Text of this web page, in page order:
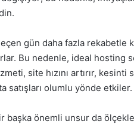
gün daha fazla rekabetle
Bu nedenle, ideal hosting
site hızını artırır,
satışları olumlu yönde etkiler.
başka önemli unsur da